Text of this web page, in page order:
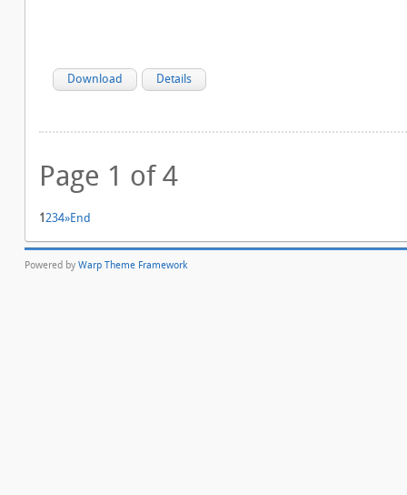
Download Details
Page 1 of 4
1 234»End
Powered by Warp Theme Framework